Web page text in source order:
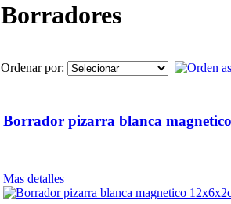
Borradores
Ordenar por:
Borrador pizarra blanca
Mas detalles